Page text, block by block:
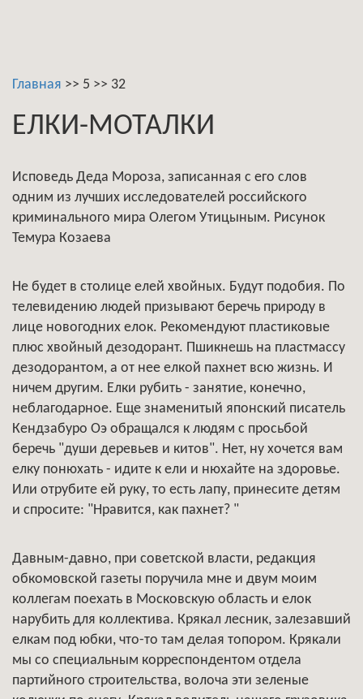
Главная >> 5 >> 32
ЕЛКИ-МОТАЛКИ
Исповедь Деда Мороза, записанная с его слов
одним из лучших исследователей российского
криминального мира Олегом Утицыным. Рисунок
Темура Козаева
Не будет в столице елей хвойных. Будут подобия. По
телевидению людей призывают беречь природу в
лице новогодних елок. Рекомендуют пластиковые
плюс хвойный дезодорант. Пшикнешь на пластмассу
дезодорантом, а от нее елкой пахнет всю жизнь. И
ничем другим. Елки рубить - занятие, конечно,
неблагодарное. Еще знаменитый японский писатель
Кендзабуро Оэ обращался к людям с просьбой
беречь "души деревьев и китов". Нет, ну хочется вам
елку понюхать - идите к ели и нюхайте на здоровье.
Или отрубите ей руку, то есть лапу, принесите детям
и спросите: "Нравится, как пахнет? "
Давным-давно, при советской власти, редакция
обкомовской газеты поручила мне и двум моим
коллегам поехать в Московскую область и елок
нарубить для коллектива. Крякал лесник, залезавший
елкам под юбки, что-то там делая топором. Крякали
мы со специальным корреспондентом отдела
партийного строительства, волоча эти зеленые